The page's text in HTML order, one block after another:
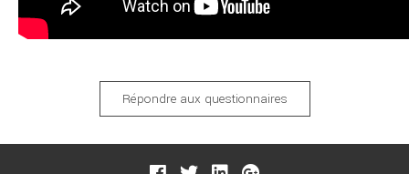
Répondre aux questionnaires